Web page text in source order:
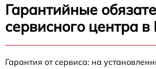
Гарантийные
сервисного центра
Гарантия от сервиса: на